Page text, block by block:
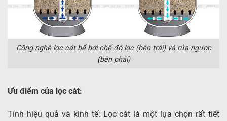
Công nghệ lọc cát bể bơi chế độ lọc (bên trái) và rửa ngược
(bên phải)
Ưu điểm của lọc cát:
Tính hiệu quả và kinh tế: Lọc cát là một lựa chọn rất tiết